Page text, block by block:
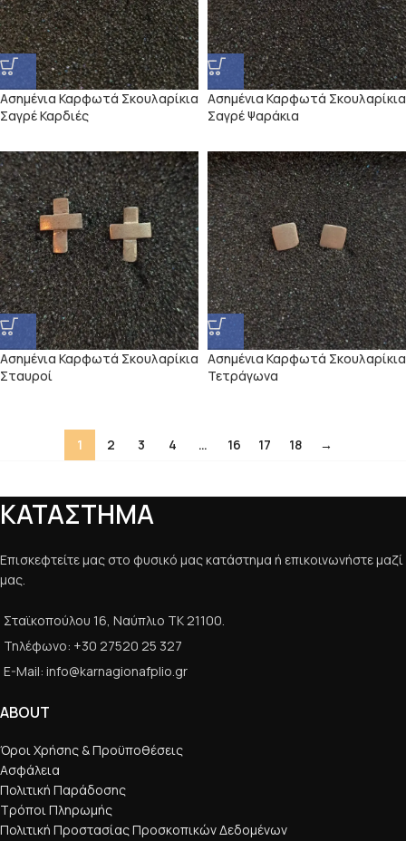
Ασημένια Καρφωτά Σκουλαρίκια
Σαγρέ Καρδιές
Ασημένια Καρφωτά Σκουλαρίκια
Σαγρέ Ψαράκια
Ασημένια Καρφωτά Σκουλαρίκια
Σταυροί
Ασημένια Καρφωτά Σκουλαρίκια
Τετράγωνα
1 2 3 4 … 16 17 18 →
ΚΑΤΑΣΤΗΜΑ
Επισκεφτείτε μας στο φυσικό μας κατάστημα ή επικοινωνήστε μαζί
μας.
Σταϊκοπούλου 16, Ναύπλιο ΤΚ 21100.
Τηλέφωνο: +30 27520 25 327
E-Mail: info@karnagionafplio.gr
ABOUT
Όροι Χρήσης & Προϋποθέσεις
Ασφάλεια
Πολιτική Παράδοσης
Τρόποι Πληρωμής
Πολιτική Προστασίας Προσκοπικών Δεδομένων